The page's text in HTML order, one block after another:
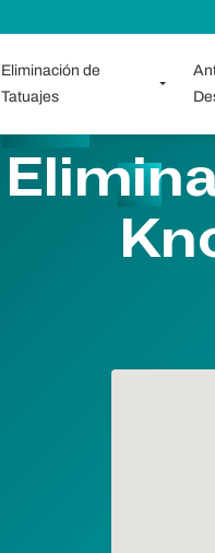
Eliminación de
Tatuajes